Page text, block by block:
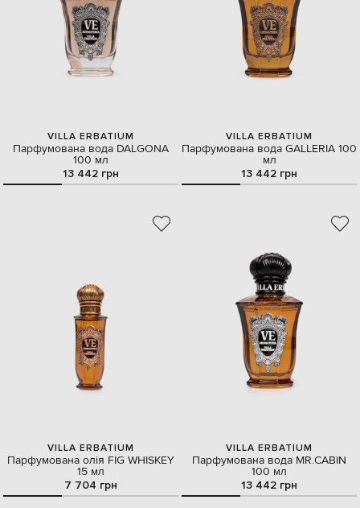
VILLA ERBATIUM
Парфумована вода DALGONA
100 мл
13 442 грн
VILLA ERBATIUM
Парфумована вода GALLERIA 100
мл
13 442 грн
VILLA ERBATIUM
Парфумована олія FIG WHISKEY
15 мл
7 704 грн
VILLA ERBATIUM
Парфумована вода MR.CABIN
100 мл
13 442 грн